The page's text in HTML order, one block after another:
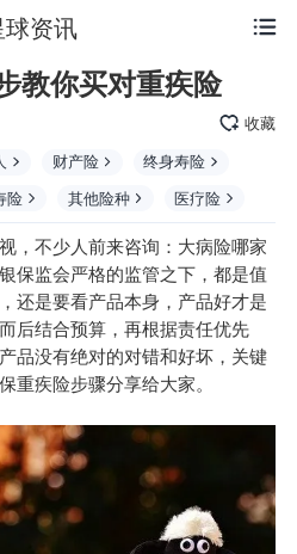
球资讯
教你买对重疾险
收藏
财产险 终身寿险
险 其他险种 医疗险
不少人前来咨询：大病险哪家
保监会严格的监管之下，都是值
还是要看产品本身，产品好才是
后结合预算，再根据责任优先
品没有绝对的对错和好坏，关键
重疾险步骤分享给大家。